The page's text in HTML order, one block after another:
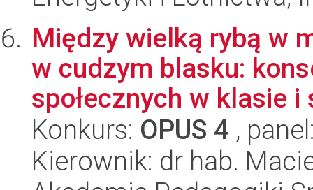
Między wielką rybą w
w cudzym blasku:
społecznych w klasie i
Konkurs: OPUS 4 ,
Kierownik: dr hab.